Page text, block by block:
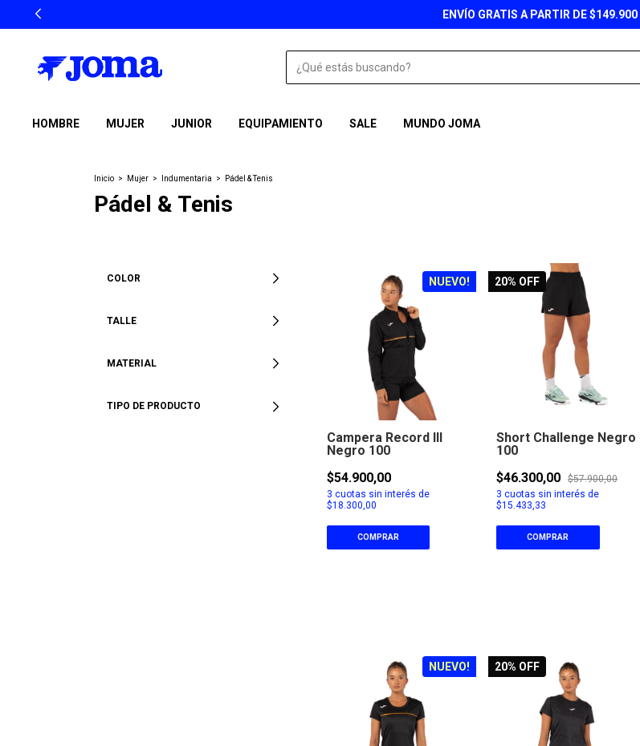
ENVÍO GRATIS A PARTIR DE $149.900
HOMBRE MUJER JUNIOR EQUIPAMIENTO SALE MUNDO JOMA
Inicio > Mujer > Indumentaria > Pádel & Tenis
Pádel & Tenis
COLOR
TALLE
MATERIAL
TIPO DE PRODUCTO
NUEVO!
Campera Record III
Negro 100
$54.900,00
3 cuotas sin interés de
$18.300,00
COMPRAR
20% OFF
Short Challenge Negro
100
$46.300,00
$57.900,00
3 cuotas sin interés de
$15.433,33
COMPRAR
NUEVO! 20% OFF